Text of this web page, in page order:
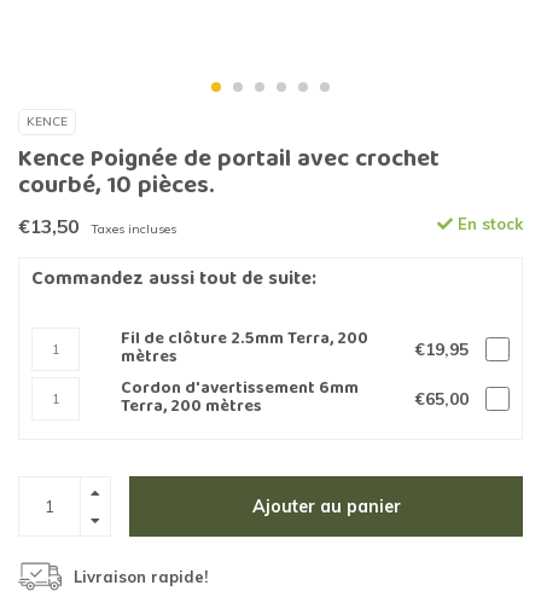
KENCE
Kence Poignée de portail avec crochet
courbé, 10 pièces.
€13,50 Taxes incluses En stock
Commandez aussi tout de suite:
Fil de clôture 2.5mm Terra, 200
mètres €19,95
Cordon d'avertissement 6mm
Terra, 200 mètres €65,00
Ajouter au panier
Livraison rapide!